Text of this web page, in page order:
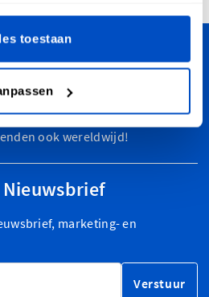
toestaan
je bestelling in heel België, van
tot de heuveltoppen in de
ook wereldwijd!
marketing- en
Verstuur